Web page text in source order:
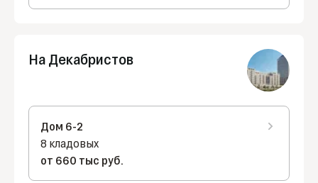
На Декабристов
Дом 6-2
8 кладовых
от 660 тыс руб.